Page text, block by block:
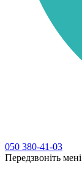
050 380-41-03
Передзвоніть мені